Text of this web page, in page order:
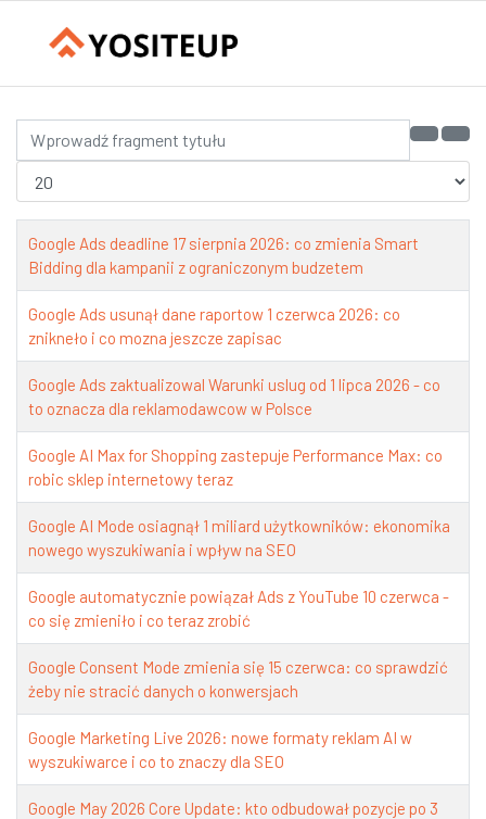
Wprowadź fragment tytułu
Pokaż #
Google Ads deadline 17 sierpnia 2026: co zmienia Smart
Bidding dla kampanii z ograniczonym budzetem
Google Ads usunął dane raportow 1 czerwca 2026: co
znikneło i co mozna jeszcze zapisac
Google Ads zaktualizowal Warunki uslug od 1 lipca 2026 - co
to oznacza dla reklamodawcow w Polsce
Google AI Max for Shopping zastepuje Performance Max: co
robic sklep internetowy teraz
Google AI Mode osiagnął 1 miliard użytkowników: ekonomika
nowego wyszukiwania i wpływ na SEO
Google automatycznie powiązał Ads z YouTube 10 czerwca -
co się zmieniło i co teraz zrobić
Google Consent Mode zmienia się 15 czerwca: co sprawdzić
żeby nie stracić danych o konwersjach
Google Marketing Live 2026: nowe formaty reklam AI w
wyszukiwarce i co to znaczy dla SEO
Google May 2026 Core Update: kto odbudował pozycje po 3